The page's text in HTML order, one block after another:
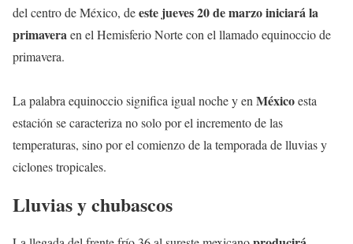
del centro de México, deeste jueves 20 de marzo iniciará la
primaveraen el Hemisferio Norte con el llamado equinoccio de
primavera.
La palabra equinoccio significa igual noche y enMéxicoesta
estación se caracteriza no solo por el incremento de las
temperaturas, sino por el comienzo de la temporada de lluvias y
ciclones tropicales.
Lluvias y chubascos